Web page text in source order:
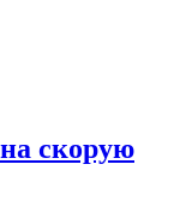
скорую